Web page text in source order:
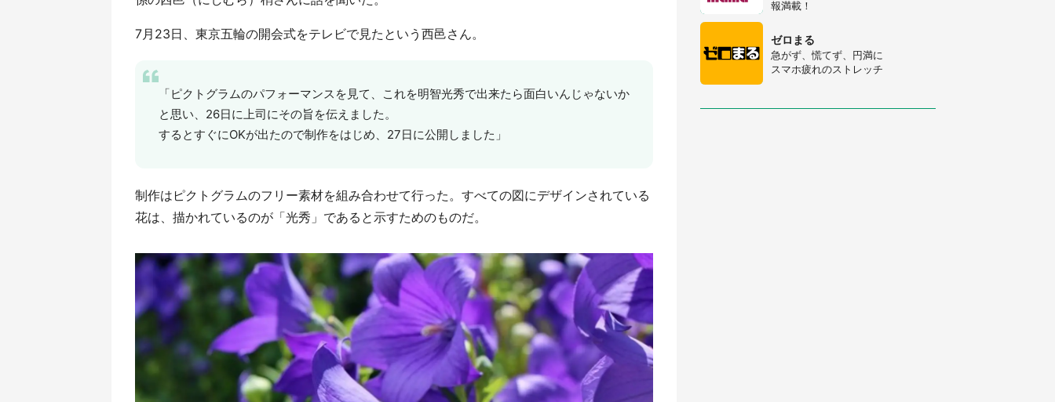
7月23日、東京五輪の開会式をテレビで見たという西邑さん。
「ピクトグラムのパフォーマンスを見て、これを明智光秀で出来たら面白いんじゃないか
と思い、26日に上司にその旨を伝えました。
するとすぐにOKが出たので制作をはじめ、27日に公開しました」
制作はピクトグラムのフリー素材を組み合わせて行った。すべての図にデザインされている
花は、描かれているのが「光秀」であると示すためのものだ。
報満載！
ゼロまる
急がず、慌てず、円満に
スマホ疲れのストレッチ